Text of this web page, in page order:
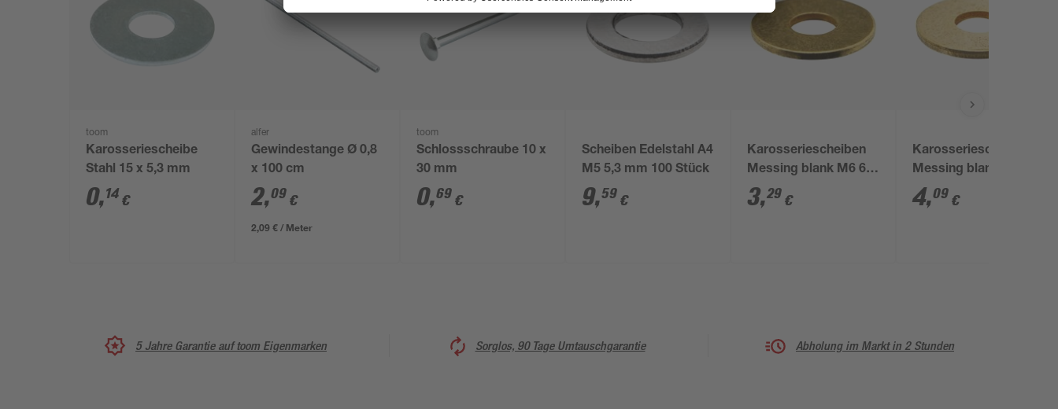
toom
Karosseriescheibe
Stahl 15 x 5,3 mm
0,14 €
alfer
Gewindestange Ø 0,8
x 100 cm
2,09 €
2,09 € / Meter
toom
Schlossschraube 10 x
30 mm
0,69 €
Scheiben Edelstahl A4
M5 5,3 mm 100 Stück
9,59 €
Karosseriescheiben
Messing blank M6 6,4
mm 10 Stück
3,29 €
Karosseriescheiben
Messing blank M8 8,4
mm 8 Stück
4,09 €
5 Jahre Garantie auf toom Eigenmarken Sorglos, 90 Tage Umtauschgarantie Abholung im Markt in 2 Stunden